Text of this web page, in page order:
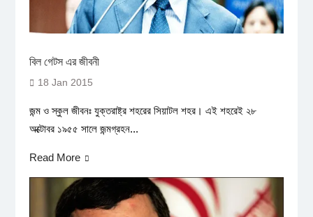
বিল গেটস এর জীবনী
18 Jan 2015
জন্ম ও স্কুল জীবনঃ যুক্তরাষ্ট্র শহরের সিয়াটল শহর। এই শহরেই ২৮
অক্টোবর ১৯৫৫ সালে জন্মগ্রহন...
Read More